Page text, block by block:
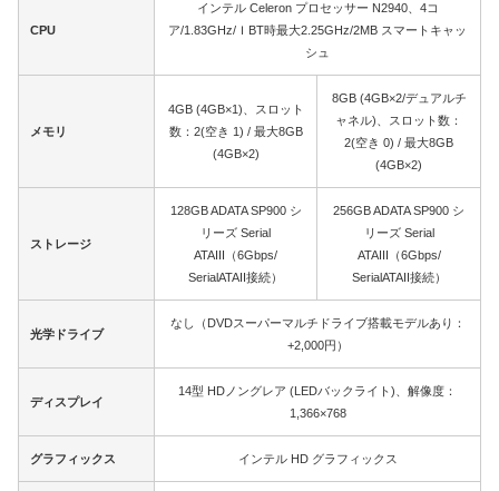
CPU
インテル Celeron プロセッサー N2940、4コ
ア/1.83GHz/ＩBT時最大2.25GHz/2MB スマートキャッ
シュ
メモリ
4GB (4GB×1)、スロット
数：2(空き 1) / 最大8GB
(4GB×2)
8GB (4GB×2/デュアルチ
ャネル)、スロット数：
2(空き 0) / 最大8GB
(4GB×2)
ストレージ
128GB ADATA SP900 シ
リーズ Serial
ATAIII（6Gbps/
SerialATAII接続）
256GB ADATA SP900 シ
リーズ Serial
ATAIII（6Gbps/
SerialATAII接続）
光学ドライブ
なし（DVDスーパーマルチドライブ搭載モデルあり：
+2,000円）
ディスプレイ
14型 HDノングレア (LEDバックライト)、解像度：
1,366×768
グラフィックス インテル HD グラフィックス